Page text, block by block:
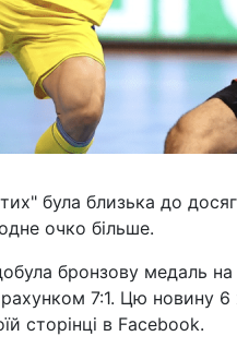
була близька до
очко більше.
бронзову медаль
7:1. Цю новину
сторінці в Facebook.